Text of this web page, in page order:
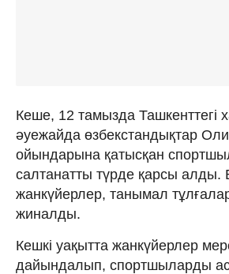
Кеше, 12 тамызда Ташкенттегі
әуежайда өзбекстандықтар
ойындарына қатысқан
салтанатты түрде қарсы алды.
жанкүйерлер, танымал
жиналды.
Кешкі уақытта жанкүйерлер
дайындалып, спортшыларды